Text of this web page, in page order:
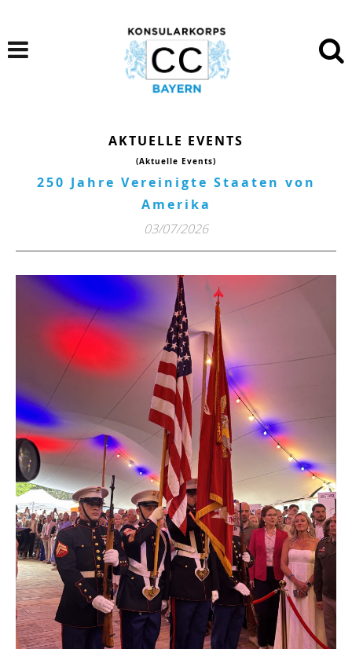
AKTUELLE EVENTS
(Aktuelle Events)
250 Jahre Vereinigte Staaten von
Amerika
03/07/2026